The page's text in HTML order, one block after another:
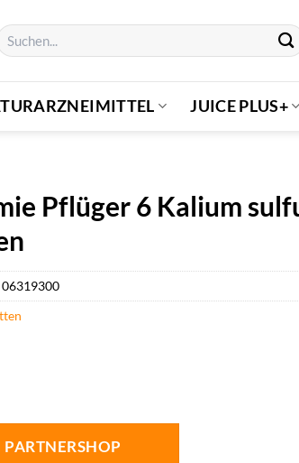
JUICE PLUS+
Pflüger 6 Kalium
06319300